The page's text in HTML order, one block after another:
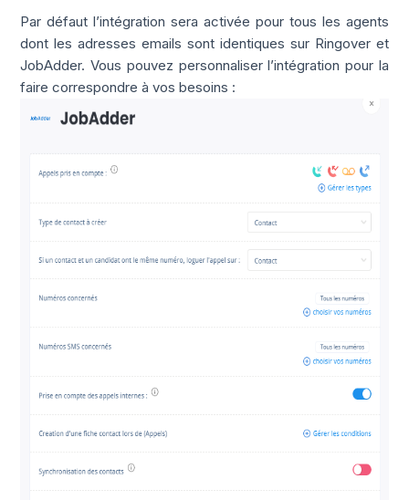
Par défaut l’intégration sera activée pour tous les agents
dont les adresses emails sont identiques sur Ringover et
JobAdder. Vous pouvez personnaliser l’intégration pour la
faire correspondre à vos besoins :